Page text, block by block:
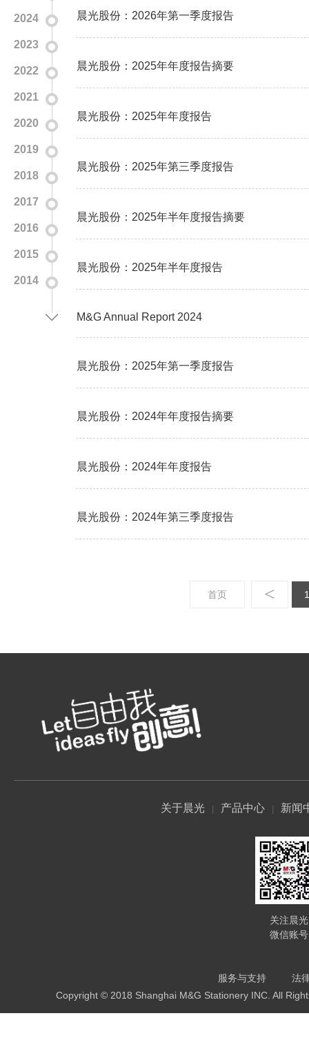
2024
2023
2022
2021
2020
2019
2018
2017
2016
2015
2014
晨光股份：2026年第一季度报告
晨光股份：2025年年度报告摘要
晨光股份：2025年年度报告
晨光股份：2025年第三季度报告
晨光股份：2025年半年度报告摘要
晨光股份：2025年半年度报告
M&G Annual Report 2024
晨光股份：2025年第一季度报告
晨光股份：2024年年度报告摘要
晨光股份：2024年年度报告
晨光股份：2024年第三季度报告
首页 < 1
关于晨光 产品中心 新闻
关注晨光
微信账号
服务与支持
法
Copyright © 2018 Shanghai M&G Stationery INC. All